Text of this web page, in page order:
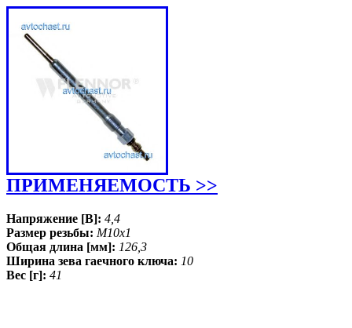
ПРИМЕНЯЕМОСТЬ >>
Напряжение [В]: 4,4
Размер резьбы: M10x1
Общая длина [мм]: 126,3
Ширина зева гаечного ключа: 10
Вес [г]: 41